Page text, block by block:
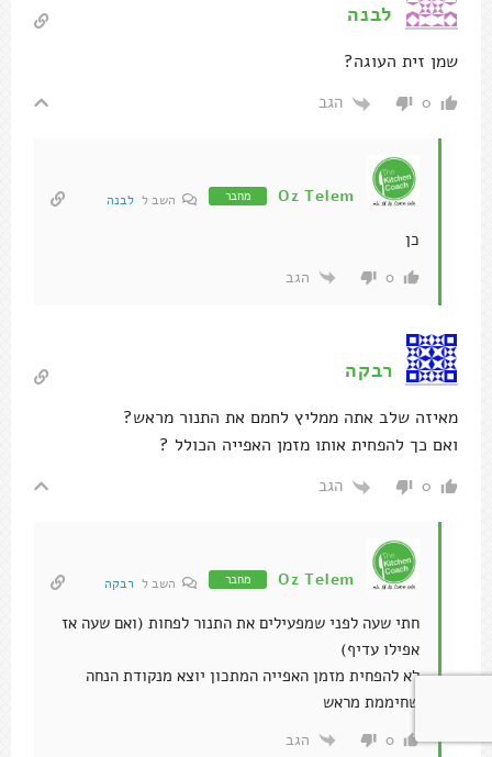
לבנה
שמן זית העוגה?
0 הגב
Oz Telem מחבר השב ל לבנה
כן
0 הגב
רבקה
מאיזה שלב אתה ממליץ לחמם את התנור מראש?
ואם כך להפחית אותו מזמן האפייה הכולל ?
0 הגב
Oz Telem מחבר השב ל רבקה
חתי שעה לפני שמפעילים את התנור לפחות (ואם שעה אז
אפילו עדיף)
לא להפחית מזמן האפייה המתכון יוצא מנקודת הנחה
שחיממת מראש
0 הגב